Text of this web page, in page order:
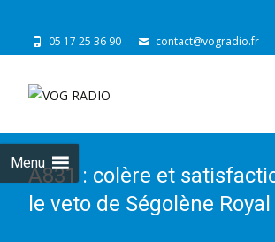
05 17 25 36 90 contact@vogradio.fr
Menu
A831 : colère et
le veto de Ségolène Royal